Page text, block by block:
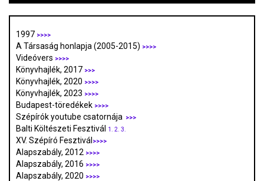
1997 >>>>
A Társaság honlapja (2005-2015) >>>>
Videóvers >>>>
Könyvhajlék, 2017 >>>
Könyvhajlék, 2020 >>>>
Könyvhajlék, 2023 >>>>
Budapest-töredékek >>>>
Szépírók youtube csatornája >>>
Balti Költészeti Fesztivál 1. 2. 3.
XV. Szépíró Fesztivál>>>>
Alapszabály, 2012 >>>>
Alapszabály, 2016 >>>>
Alapszabály, 2020 >>>>